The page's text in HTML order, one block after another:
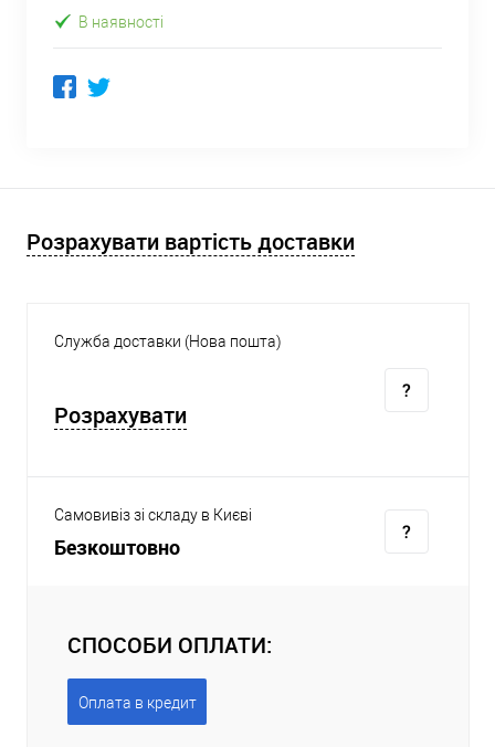
В наявності
Розрахувати вартість доставки
Служба доставки (Нова пошта)
Розрахувати
Самовивіз зі складу в Києві
Безкоштовно
СПОСОБИ ОПЛАТИ:
Оплата в кредит